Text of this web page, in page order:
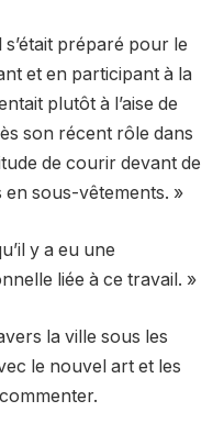
s’était préparé pour le
et en participant à la
plutôt à l’aise de
son récent rôle dans
de courir devant de
sous-vêtements. »
y a eu une
liée à ce travail. »
la ville sous les
le nouvel art et les